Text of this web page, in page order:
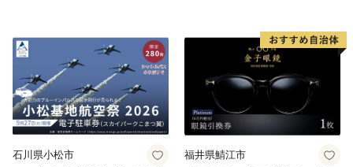
石川県小松市 福井県鯖江市